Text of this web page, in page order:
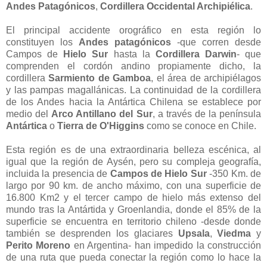
Andes Patagónicos, Cordillera Occidental Archipiélica.
El principal accidente orográfico en esta región lo
constituyen los Andes patagónicos -que corren desde
Campos de
Hielo Sur hasta la Cordillera Darwin- que
comprenden el cordón andino propiamente dicho, la
cordilleraSarmiento de Gamboa, el área de archipiélagos
y las pampas magallánicas. La continuidad de la cordillera
de los Andes hacia la Antártica Chilena se establece por
medio del Arco Antillano del Sur, a través de la península
Antártica o Tierra de O'Higgins como se conoce en Chile.
Esta región es de una extraordinaria belleza escénica, al
igual que la región de Aysén, pero su compleja geografía,
incluida la presencia de Campos de Hielo Sur-350 Km. de
largo por 90 km. de ancho máximo, con una superficie de
16.800 Km2 y el tercer campo de hielo más extenso del
mundo tras la Antártida y Groenlandia, donde el 85% de la
superficie se encuentra en territorio chileno -desde donde
también se desprenden los glaciares Upsala,Viedma y
Perito Moreno en Argentina- han impedido la construcción
de una ruta que pueda conectar la región como lo hace la